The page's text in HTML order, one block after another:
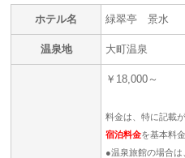
ホテル名 緑翠亭 景水
温泉地 大町温泉
￥18,000～
料金は、特に記載
宿泊料金を基本料
●温泉旅館の場合